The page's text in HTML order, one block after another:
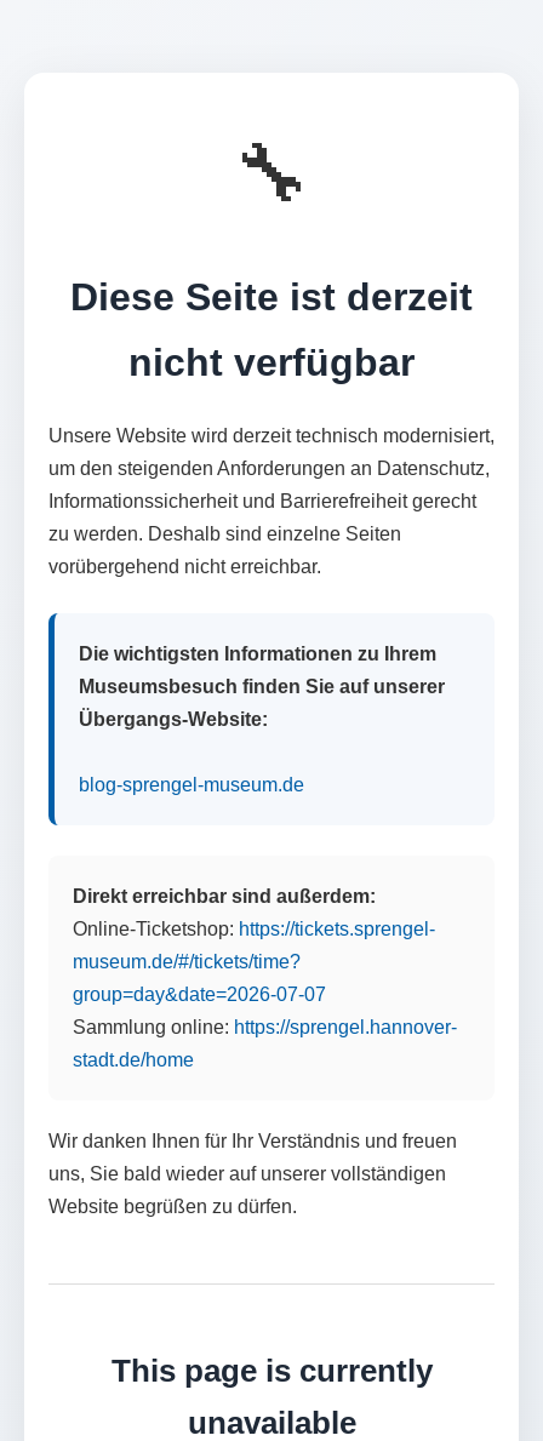
🔧
Diese Seite ist derzeit
nicht verfügbar
Unsere Website wird derzeit technisch modernisiert,
um den steigenden Anforderungen an Datenschutz,
Informationssicherheit und Barrierefreiheit gerecht
zu werden. Deshalb sind einzelne Seiten
vorübergehend nicht erreichbar.
Die wichtigsten Informationen zu Ihrem
Museumsbesuch finden Sie auf unserer
Übergangs-Website:
blog-sprengel-museum.de
Direkt erreichbar sind außerdem:
Online-Ticketshop: https://tickets.sprengel-
museum.de/#/tickets/time?
group=day&date=2026-07-07
Sammlung online: https://sprengel.hannover-
stadt.de/home
Wir danken Ihnen für Ihr Verständnis und freuen
uns, Sie bald wieder auf unserer vollständigen
Website begrüßen zu dürfen.
This page is currently
unavailable